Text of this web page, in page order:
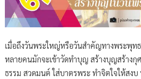
เมื่อถึงวันพระใหญ่หรือวันสำคัญทางพระพุ
หลายคนมักจะเข้าวัดทำบุญ สร้างบุญสร้างกุ
ธรรม สวดมนต์ ใส่บาตรพระ ทำจิตใจให้สง